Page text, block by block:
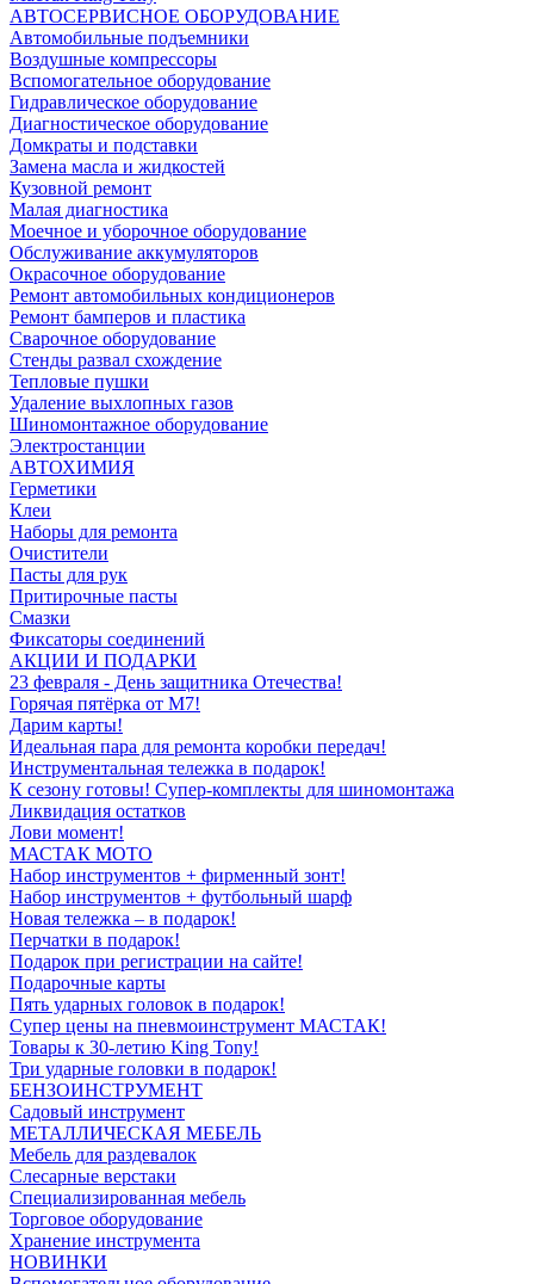
АВТОСЕРВИСНОЕ ОБОРУДОВАНИЕ
Автомобильные подъемники
Воздушные компрессоры
Вспомогательное оборудование
Гидравлическое оборудование
Диагностическое оборудование
Домкраты и подставки
Замена масла и жидкостей
Кузовной ремонт
Малая диагностика
Моечное и уборочное оборудование
Обслуживание аккумуляторов
Окрасочное оборудование
Ремонт автомобильных кондиционеров
Ремонт бамперов и пластика
Сварочное оборудование
Стенды развал схождение
Тепловые пушки
Удаление выхлопных газов
Шиномонтажное оборудование
Электростанции
АВТОХИМИЯ
Герметики
Клеи
Наборы для ремонта
Очистители
Пасты для рук
Притирочные пасты
Смазки
Фиксаторы соединений
АКЦИИ И ПОДАРКИ
23 февраля - День защитника Отечества!
Горячая пятёрка от M7!
Дарим карты!
Идеальная пара для ремонта коробки передач!
Инструментальная тележка в подарок!
К сезону готовы! Супер-комплекты для шиномонтажа
Ликвидация остатков
Лови момент!
МАСТАК МОТО
Набор инструментов + фирменный зонт!
Набор инструментов + футбольный шарф
Новая тележка – в подарок!
Перчатки в подарок!
Подарок при регистрации на сайте!
Подарочные карты
Пять ударных головок в подарок!
Супер цены на пневмоинструмент МАСТАК!
Товары к 30-летию King Tony!
Три ударные головки в подарок!
БЕНЗОИНСТРУМЕНТ
Садовый инструмент
МЕТАЛЛИЧЕСКАЯ МЕБЕЛЬ
Мебель для раздевалок
Слесарные верстаки
Специализированная мебель
Торговое оборудование
Хранение инструмента
НОВИНКИ